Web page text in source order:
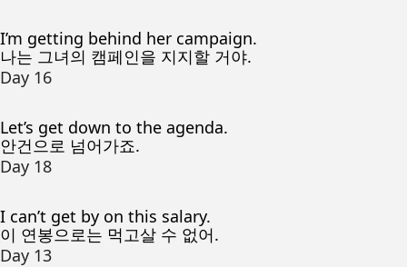
I’m getting behind her campaign.
나는 그녀의 캠페인을 지지할 거야.
Day 16
Let’s get down to the agenda.
안건으로 넘어가죠.
Day 18
I can’t get by on this salary.
이 연봉으로는 먹고살 수 없어.
Day 13